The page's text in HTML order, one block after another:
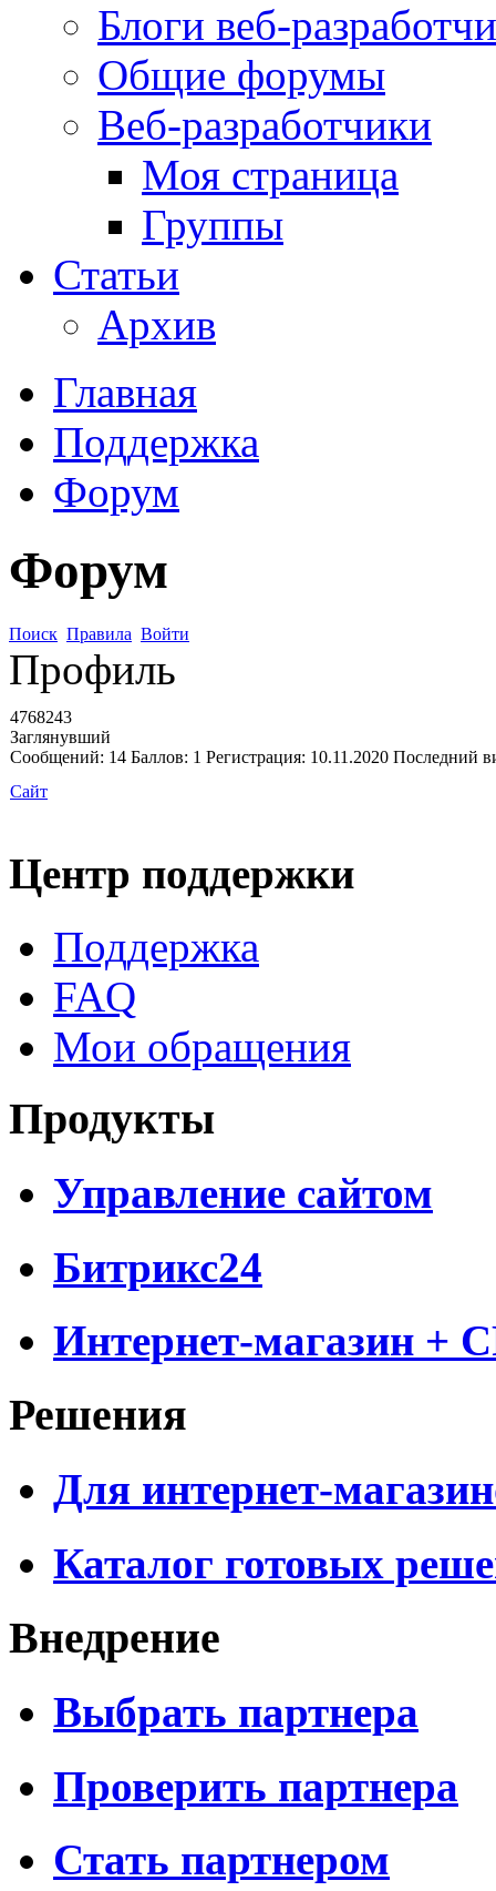
Блоги веб-
Общие форумы
Веб-разработчики
Моя страница
Группы
Статьи
Архив
Главная
Поддержка
Форум
Форум
Поиск Правила Войти
Профиль
4768243
Заглянувший
Сообщений: 14 Баллов: 1 Регистрация: 10.11.2020 Последний
Сайт
Центр поддержки
Поддержка
FAQ
Мои обращения
Продукты
Управление сайтом
Битрикс24
Интернет-магазин +
Решения
Для интернет-
Каталог готовых
Внедрение
Выбрать партнера
Проверить партнера
Стать партнером